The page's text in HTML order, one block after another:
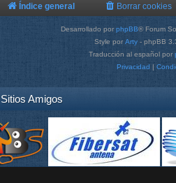
Índice general Borrar cookies
Desarrollado por phpBB® Forum
Style por Arty - phpBB
Traducción al español por
Privacidad |
Sitios Amigos